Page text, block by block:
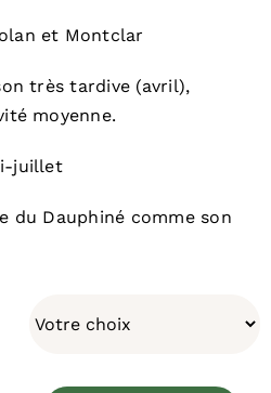
et Montclar
très tardive (avril),
moyenne.
juillet
du Dauphiné comme son